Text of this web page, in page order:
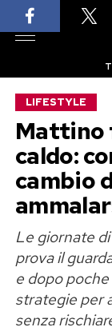
LIFESTYLE
Mattino
caldo:
cambio
Le giornate
prova il
e dopo
strategie per
senza